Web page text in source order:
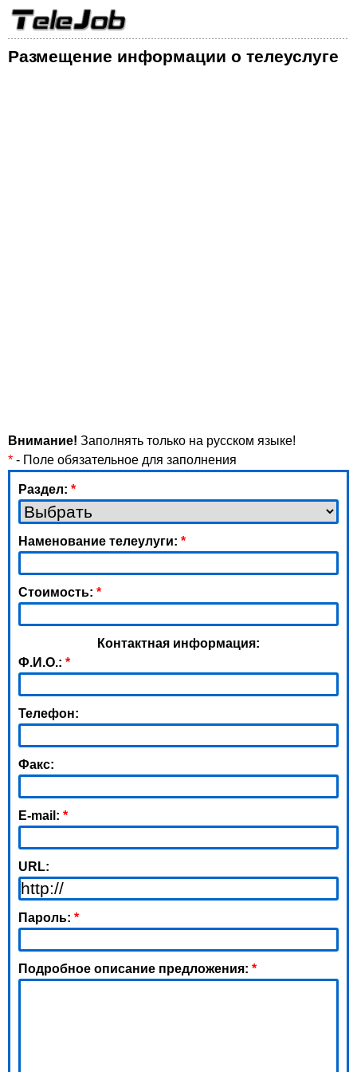
Размещение информации о телеуслуге
Внимание! Заполнять только на русском языке!
* - Поле обязательное для заполнения
Раздел: *
Наменование телеулуги: *
Стоимость: *
Контактная информация:
Ф.И.О.: *
Телефон:
Факс:
E-mail: *
URL:
Пароль: *
Подробное описание предложения: *